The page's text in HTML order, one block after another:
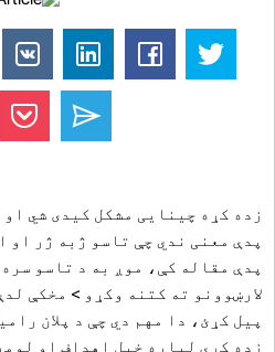
زده کړه چینایی مشکل کیدی شي
پدې معنی ندي چې تاسو ژبه ژر او
پدې مقاله کې، موږ به د تاسو
لارښوونو ته کتنه وکړو > مخکې
پیل کړئ، دا مهم دي چې د پلان
زده کړې لپاره خپل اهداف او